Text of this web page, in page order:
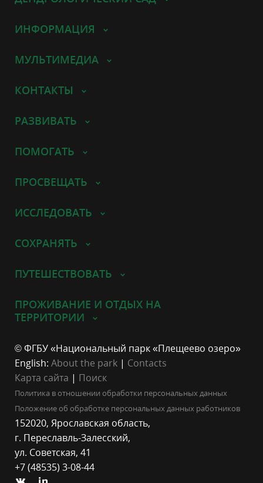
ИНФОРМАЦИЯ
МУЛЬТИМЕДИА
КОНТАКТЫ
РАЗВИВАТЬ
ПОМОГАТЬ
ПРОСВЕЩАТЬ
ИССЛЕДОВАТЬ
СОХРАНЯТЬ
ПУТЕШЕСТВОВАТЬ
ПРОЖИВАНИЕ И ОТДЫХ НА
ТЕРРИТОРИИ
© ФГБУ «Национальный парк «Плещеево озеро»
English: About the park | Contacts
Карта сайта | Поиск
Политика в отношении обработки персональных данных
Положение об обработке персональных данных работников
152020, Ярославская область,
г. Переславль-Залесский,
ул. Советская, 41
+7 (48535) 3-08-44